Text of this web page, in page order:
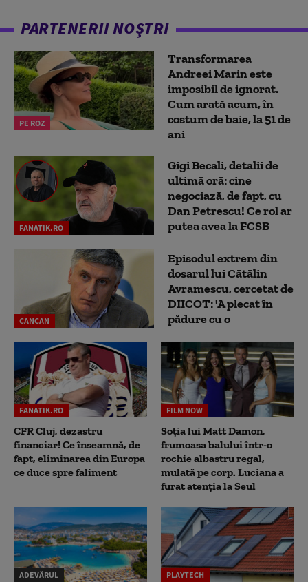
PARTENERII NOȘTRI
PE ROZ
Transformarea
Andreei Marin este
imposibil de ignorat.
Cum arată acum, în
costum de baie, la 51 de
ani
FANATIK.RO
Gigi Becali, detalii de
ultimă oră: cine
negociază, de fapt, cu
Dan Petrescu! Ce rol ar
putea avea la FCSB
CANCAN
Episodul extrem din
dosarul lui Cătălin
Avramescu, cercetat de
DIICOT: 'A plecat în
pădure cu o
FANATIK.RO
CFR Cluj, dezastru
financiar! Ce înseamnă, de
fapt, eliminarea din Europa
ce duce spre faliment
FILM NOW
Soția lui Matt Damon,
frumoasa balului într-o
rochie albastru regal,
mulată pe corp. Luciana a
furat atenția la Seul
ADEVĂRUL PLAYTECH